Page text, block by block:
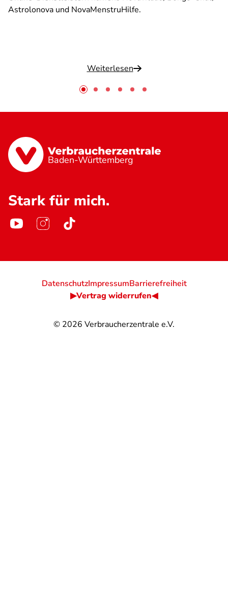
Astrolonova und NovaMenstruHilfe.
Weiterlesen
Baden-Württemberg
Stark für mich.
© 2026 Verbraucherzentrale e.V.
DatenschutzImpressumBarrierefreiheit
▶Vertrag widerrufen◀